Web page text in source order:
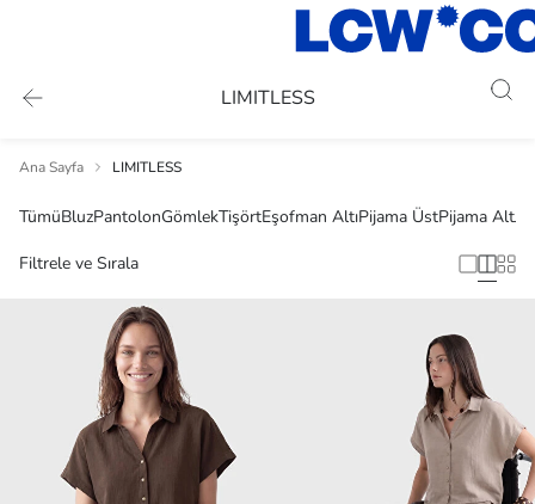
LIMITLESS
Ana Sayfa LIMITLESS
TümüBluzPantolonGömlekTişörtEşofman AltıPijama ÜstPijama Alt
Filtrele ve Sırala